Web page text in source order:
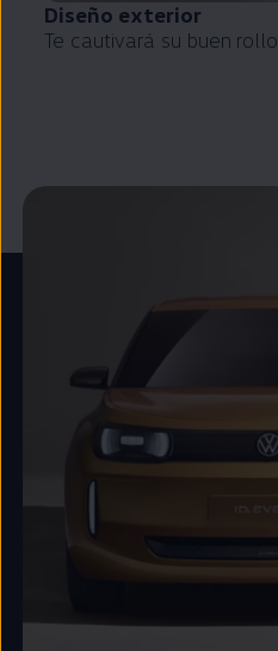
Diseño exterior
Te cautivará su buen rollo